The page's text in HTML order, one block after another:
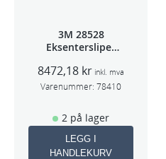
3M 28528
Eksentersliper
3mm slag
70×198
8472,18 kr inkl. mva
Varenummer: 78410
2 på lager
LEGG I
HANDLEKURV